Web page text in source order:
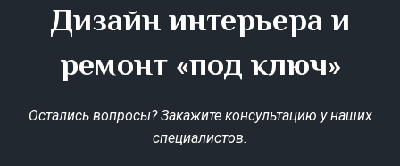
Дизайн интерьера и
ремонт «под ключ»
Остались вопросы? Закажите консультацию у наших
специалистов.